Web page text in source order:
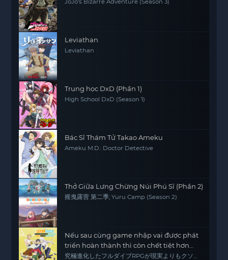
Leviathan
Leviathan
Trung học DxD (Phần 1)
High School DxD (Season 1)
Bác Sĩ Thám Tử Takao Ameku
Ameku M.D.: Doctor Detective
Thở Giữa Lưng Chừng Núi Phú Sĩ (Phần 2)
摇曳露营 第二季, Yuru Camp (Season 2)
Nếu sau cùng game nhập vai được phát
triển hoàn thành thì còn chết tiệt hơn
thực tế
究極進化したフルダイブRPGが現実よりもクソゲ